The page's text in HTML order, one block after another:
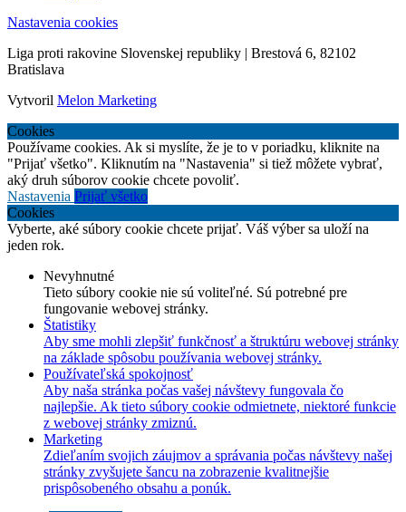
Nastavenia cookies
Liga proti rakovine Slovenskej republiky | Brestová 6, 82102
Bratislava
Vytvoril Melon Marketing
Cookies
Používame cookies. Ak si myslíte, že je to v poriadku, kliknite na
"Prijať všetko". Kliknutím na "Nastavenia" si tiež môžete vybrať,
aký druh súborov cookie chcete povoliť.
Nastavenia Prijať všetko
Cookies
Vyberte, aké súbory cookie chcete prijať. Váš výber sa uloží na
jeden rok.
Nevyhnutné
Tieto súbory cookie nie sú voliteľné. Sú potrebné pre
fungovanie webovej stránky.
Štatistiky
Aby sme mohli zlepšiť funkčnosť a štruktúru webovej stránky
na základe spôsobu používania webovej stránky.
Používateľská spokojnosť
Aby naša stránka počas vašej návštevy fungovala čo
najlepšie. Ak tieto súbory cookie odmietnete, niektoré funkcie
z webovej stránky zmiznú.
Marketing
Zdieľaním svojich záujmov a správania počas návštevy našej
stránky zvyšujete šancu na zobrazenie kvalitnejšie
prispôsobeného obsahu a ponúk.